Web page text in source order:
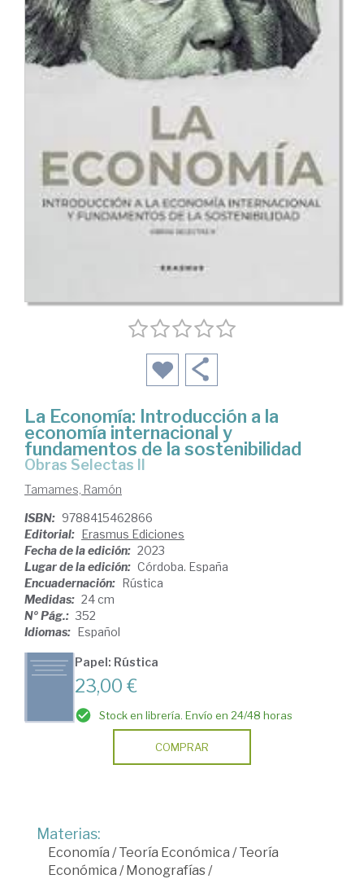
La Economía: Introducción a la
economía internacional y
fundamentos de la sostenibilidad
Obras Selectas II
Tamames, Ramón
ISBN: 9788415462866
Editorial: Erasmus Ediciones
Fecha de la edición: 2023
Lugar de la edición: Córdoba. España
Encuadernación: Rústica
Medidas: 24 cm
Nº Pág.: 352
Idiomas: Español
Papel: Rústica
23,00 €
Stock en librería. Envío en 24/48 horas
COMPRAR
Materias:
Economía /Teoría Económica /Teoría
Económica /Monografías /